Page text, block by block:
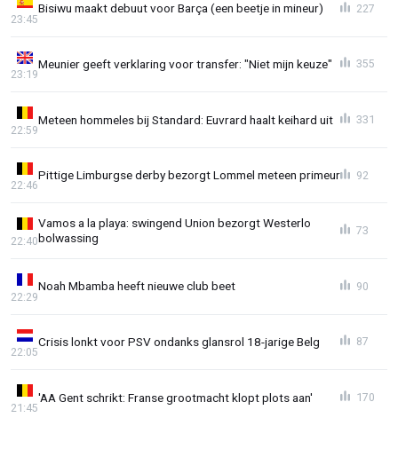
Bisiwu maakt debuut voor Barça (een beetje in mineur)
23:45
227
Meunier geeft verklaring voor transfer: "Niet mijn keuze"
23:19
355
Meteen hommeles bij Standard: Euvrard haalt keihard uit
22:59
331
Pittige Limburgse derby bezorgt Lommel meteen primeur
22:46
92
Vamos a la playa: swingend Union bezorgt Westerlo
bolwassing
22:40
73
Noah Mbamba heeft nieuwe club beet
22:29
90
Crisis lonkt voor PSV ondanks glansrol 18-jarige Belg
22:05
87
'AA Gent schrikt: Franse grootmacht klopt plots aan'
21:45
170